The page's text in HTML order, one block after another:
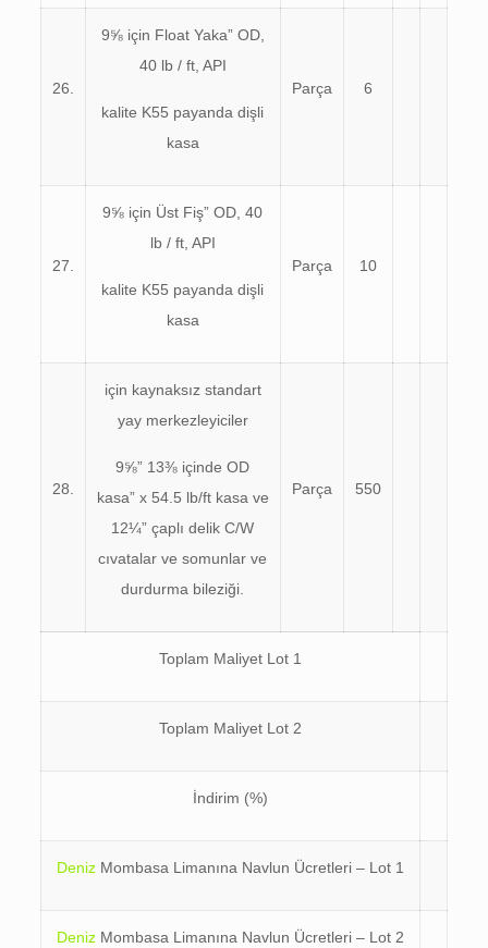
26.
9⅝ için Float Yaka” OD,
40 lb / ft, API
kalite K55 payanda dişli
kasa
Parça 6
27.
9⅝ için Üst Fiş” OD, 40
lb / ft, API
kalite K55 payanda dişli
kasa
Parça 10
28.
için kaynaksız standart
yay merkezleyiciler
9⅝” 13⅜ içinde OD
kasa” x 54.5 lb/ft kasa ve
12¼” çaplı delik C/W
cıvatalar ve somunlar ve
durdurma bileziği.
Parça 550
Toplam Maliyet Lot 1
Toplam Maliyet Lot 2
İndirim (%)
DenizMombasa Limanına Navlun Ücretleri – Lot 1
DenizMombasa Limanına Navlun Ücretleri – Lot 2